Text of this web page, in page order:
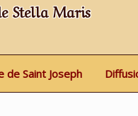
Stella Maris
de Saint Joseph